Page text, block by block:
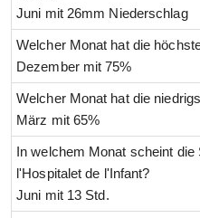
Juni mit 26mm Niederschlag
Welcher Monat hat die
Dezember mit 75%
Welcher Monat hat die
März mit 65%
In welchem Monat scheint die
l'Hospitalet de l'Infant?
Juni mit 13 Std.